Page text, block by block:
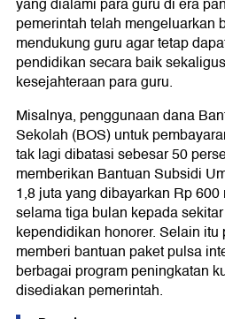
yang dialami para guru di era
pemerintah telah mengeluarkan
mendukung guru agar tetap
pendidikan secara baik
kesejahteraan para guru.
Misalnya, penggunaan dana
Sekolah (BOS) untuk
tak lagi dibatasi sebesar 50
memberikan Bantuan Subsidi
1,8 juta yang dibayarkan Rp
selama tiga bulan kepada
kependidikan honorer. Selain
memberi bantuan paket pulsa
berbagai program peningkatan
disediakan pemerintah.